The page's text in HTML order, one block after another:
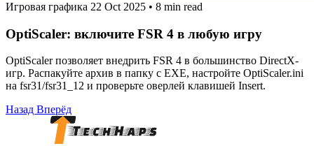
Игровая графика 22 Oct 2025 • 8 min read
OptiScaler: включите FSR 4 в любую игру
OptiScaler позволяет внедрить FSR 4 в большинство DirectX-
игр. Распакуйте архив в папку с EXE, настройте OptiScaler.ini
на fsr31/fsr31_12 и проверьте оверлей клавишей Insert.
Назад Вперёд